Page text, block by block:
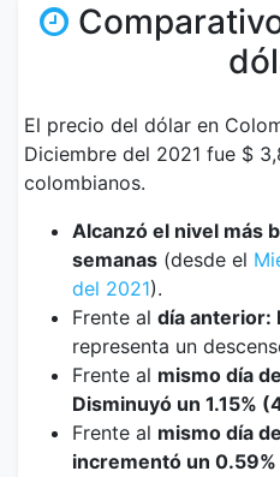
El precio del dólar en
Diciembre del 2021 fue $
colombianos.
Alcanzó el nivel más
semanas (desde el
del 2021).
Frente al día anterior:
representa un
Frente al mismo día
Disminuyó un 1.15%
Frente al mismo día
incrementó un